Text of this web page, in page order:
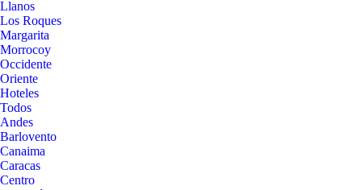
Llanos
Los Roques
Margarita
Morrocoy
Occidente
Oriente
Hoteles
Todos
Andes
Barlovento
Canaima
Caracas
Centro